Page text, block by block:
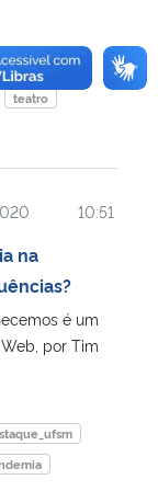
arco
teatro
10:51
na
é um
por Tim